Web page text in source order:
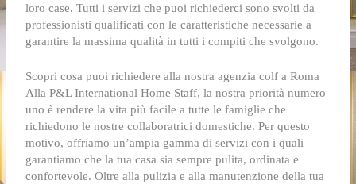
loro case. Tutti i servizi che puoi richiederci sono svolti da
professionisti qualificati con le caratteristiche necessarie a
garantire la massima qualità in tutti i compiti che svolgono.
Scopri cosa puoi richiedere alla nostra agenzia colf a Roma
Alla P&L International Home Staff, la nostra priorità numero
uno è rendere la vita più facile a tutte le famiglie che
richiedono le nostre collaboratrici domestiche. Per questo
motivo, offriamo un’ampia gamma di servizi con i quali
garantiamo che la tua casa sia sempre pulita, ordinata e
confortevole. Oltre alla pulizia e alla manutenzione della tua